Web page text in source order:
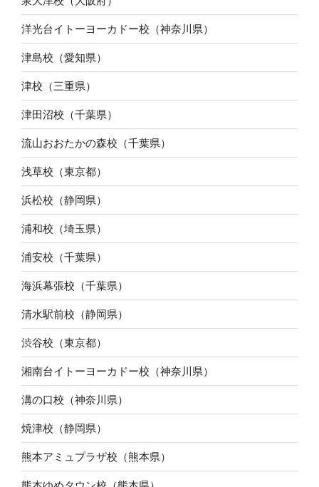
洋光台イトーヨーカドー校（神奈川県）
津島校（愛知県）
津校（三重県）
津田沼校（千葉県）
流山おおたかの森校（千葉県）
浅草校（東京都）
浜松校（静岡県）
浦和校（埼玉県）
浦安校（千葉県）
海浜幕張校（千葉県）
清水駅前校（静岡県）
渋谷校（東京都）
湘南台イトーヨーカドー校（神奈川県）
溝の口校（神奈川県）
焼津校（静岡県）
熊本アミュプラザ校（熊本県）